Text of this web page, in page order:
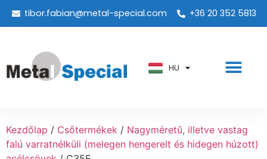
tibor.fabian@metal-special.com +36 20 352 5813
HU
PT
AR
Kezdőlap / Csőtermékek / Nagyméretű, illetve vastag
falú varratnélküli (melegen hengerelt és hidegen húzott)